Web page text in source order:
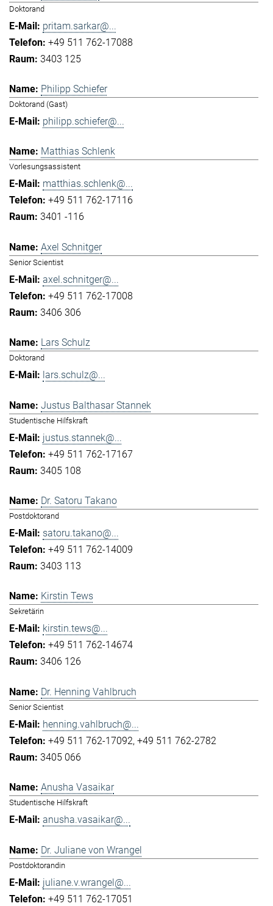
Doktorand
pritam.sarkar@...
+49 511 762-17088
3403 125
Philipp Schiefer
Doktorand (Gast)
philipp.schiefer@...
Matthias Schlenk
Vorlesungsassistent
matthias.schlenk@...
+49 511 762-17116
3401 -116
Axel Schnitger
Senior Scientist
axel.schnitger@...
+49 511 762-17008
3406 306
Lars Schulz
Doktorand
lars.schulz@...
Justus Balthasar Stannek
Studentische Hilfskraft
justus.stannek@...
+49 511 762-17167
3405 108
Dr. Satoru Takano
Postdoktorand
satoru.takano@...
+49 511 762-14009
3403 113
Kirstin Tews
Sekretärin
kirstin.tews@...
+49 511 762-14674
3406 126
Dr. Henning Vahlbruch
Senior Scientist
henning.vahlbruch@...
+49 511 762-17092 +49 511 762-2782
3405 066
Anusha Vasaikar
Studentische Hilfskraft
anusha.vasaikar@...
Dr. Juliane von Wrangel
Postdoktorandin
juliane.v.wrangel@...
+49 511 762-17051